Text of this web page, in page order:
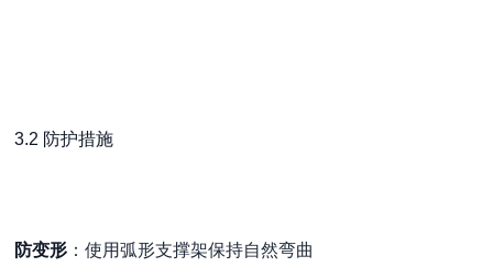
3.2 防护措施
防变形 ：使用弧形支撑架保持自然弯曲